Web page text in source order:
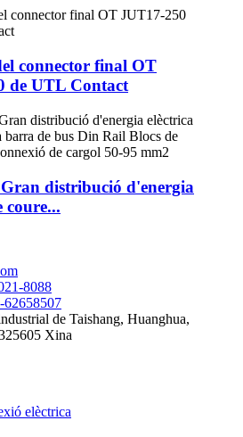
connector final OT
de UTL Contact
distribució d'energia
coure...
8088
62658507
de Taishang, Huanghua,
Xina
elèctrica